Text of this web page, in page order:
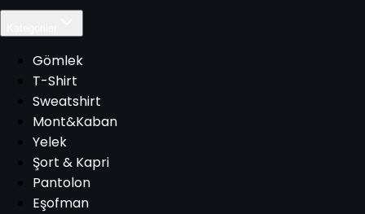
Gömlek
T-Shirt
Sweatshirt
Mont&Kaban
Yelek
Şort & Kapri
Pantolon
Eşofman